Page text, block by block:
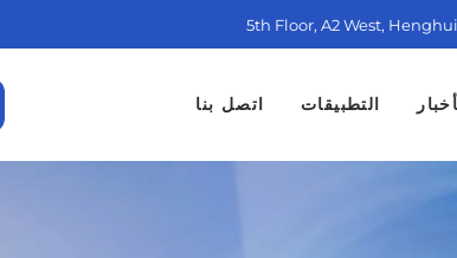
5th Floor, A2 West,
التطبيقات اتصل بنا